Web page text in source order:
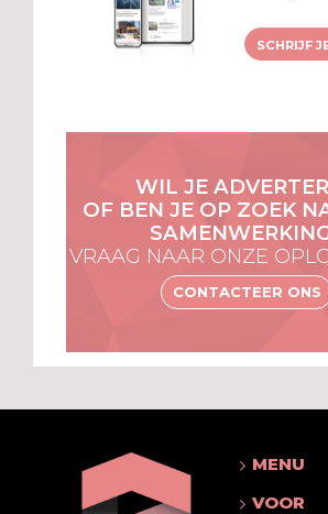
SCHRIJF
WIL JE
OF BEN JE OP ZOEK
VRAAG NAAR ONZE
CONTACTEER ONS
MENU
VOOR